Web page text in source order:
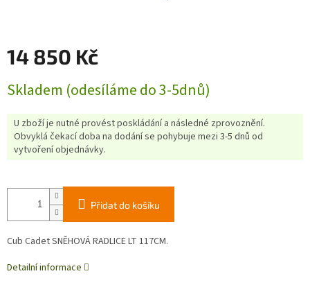
14 850 Kč
cena:
Skladem (odesíláme do 3-5dnů)
U zboží je nutné provést poskládání a následné zprovoznění.
Obvyklá čekací doba na dodání se pohybuje mezi 3-5 dnů od
vytvoření objednávky.
Přidat do košíku
Cub Cadet SNĚHOVÁ RADLICE LT 117CM.
Detailní informace